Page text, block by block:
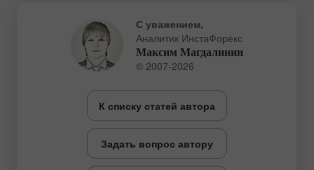
С уважением,
Аналитик ИнстаФорекс
Максим Магдалинин
© 2007-2026
К списку статей автора
Задать вопрос автору